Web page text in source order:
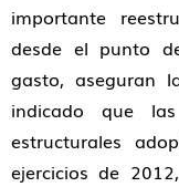
importante
desde el punto
gasto, aseguran
indicado que
estructurales
ejercicios de